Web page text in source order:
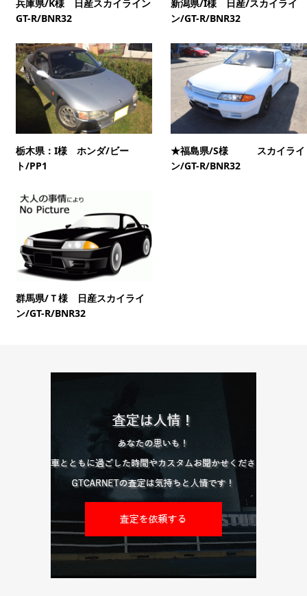
兵庫県/K様 日産スカイライン
GT-R/BNR32
新潟県/I様 日産/スカイライ
ン/GT-R/BNR32
栃木県：I様 ホンダ/ビー
ト/PP1
★福島県/S様 スカイライ
ン/GT-R/BNR32
群馬県/Ｔ様 日産スカイライ
ン/GT-R/BNR32